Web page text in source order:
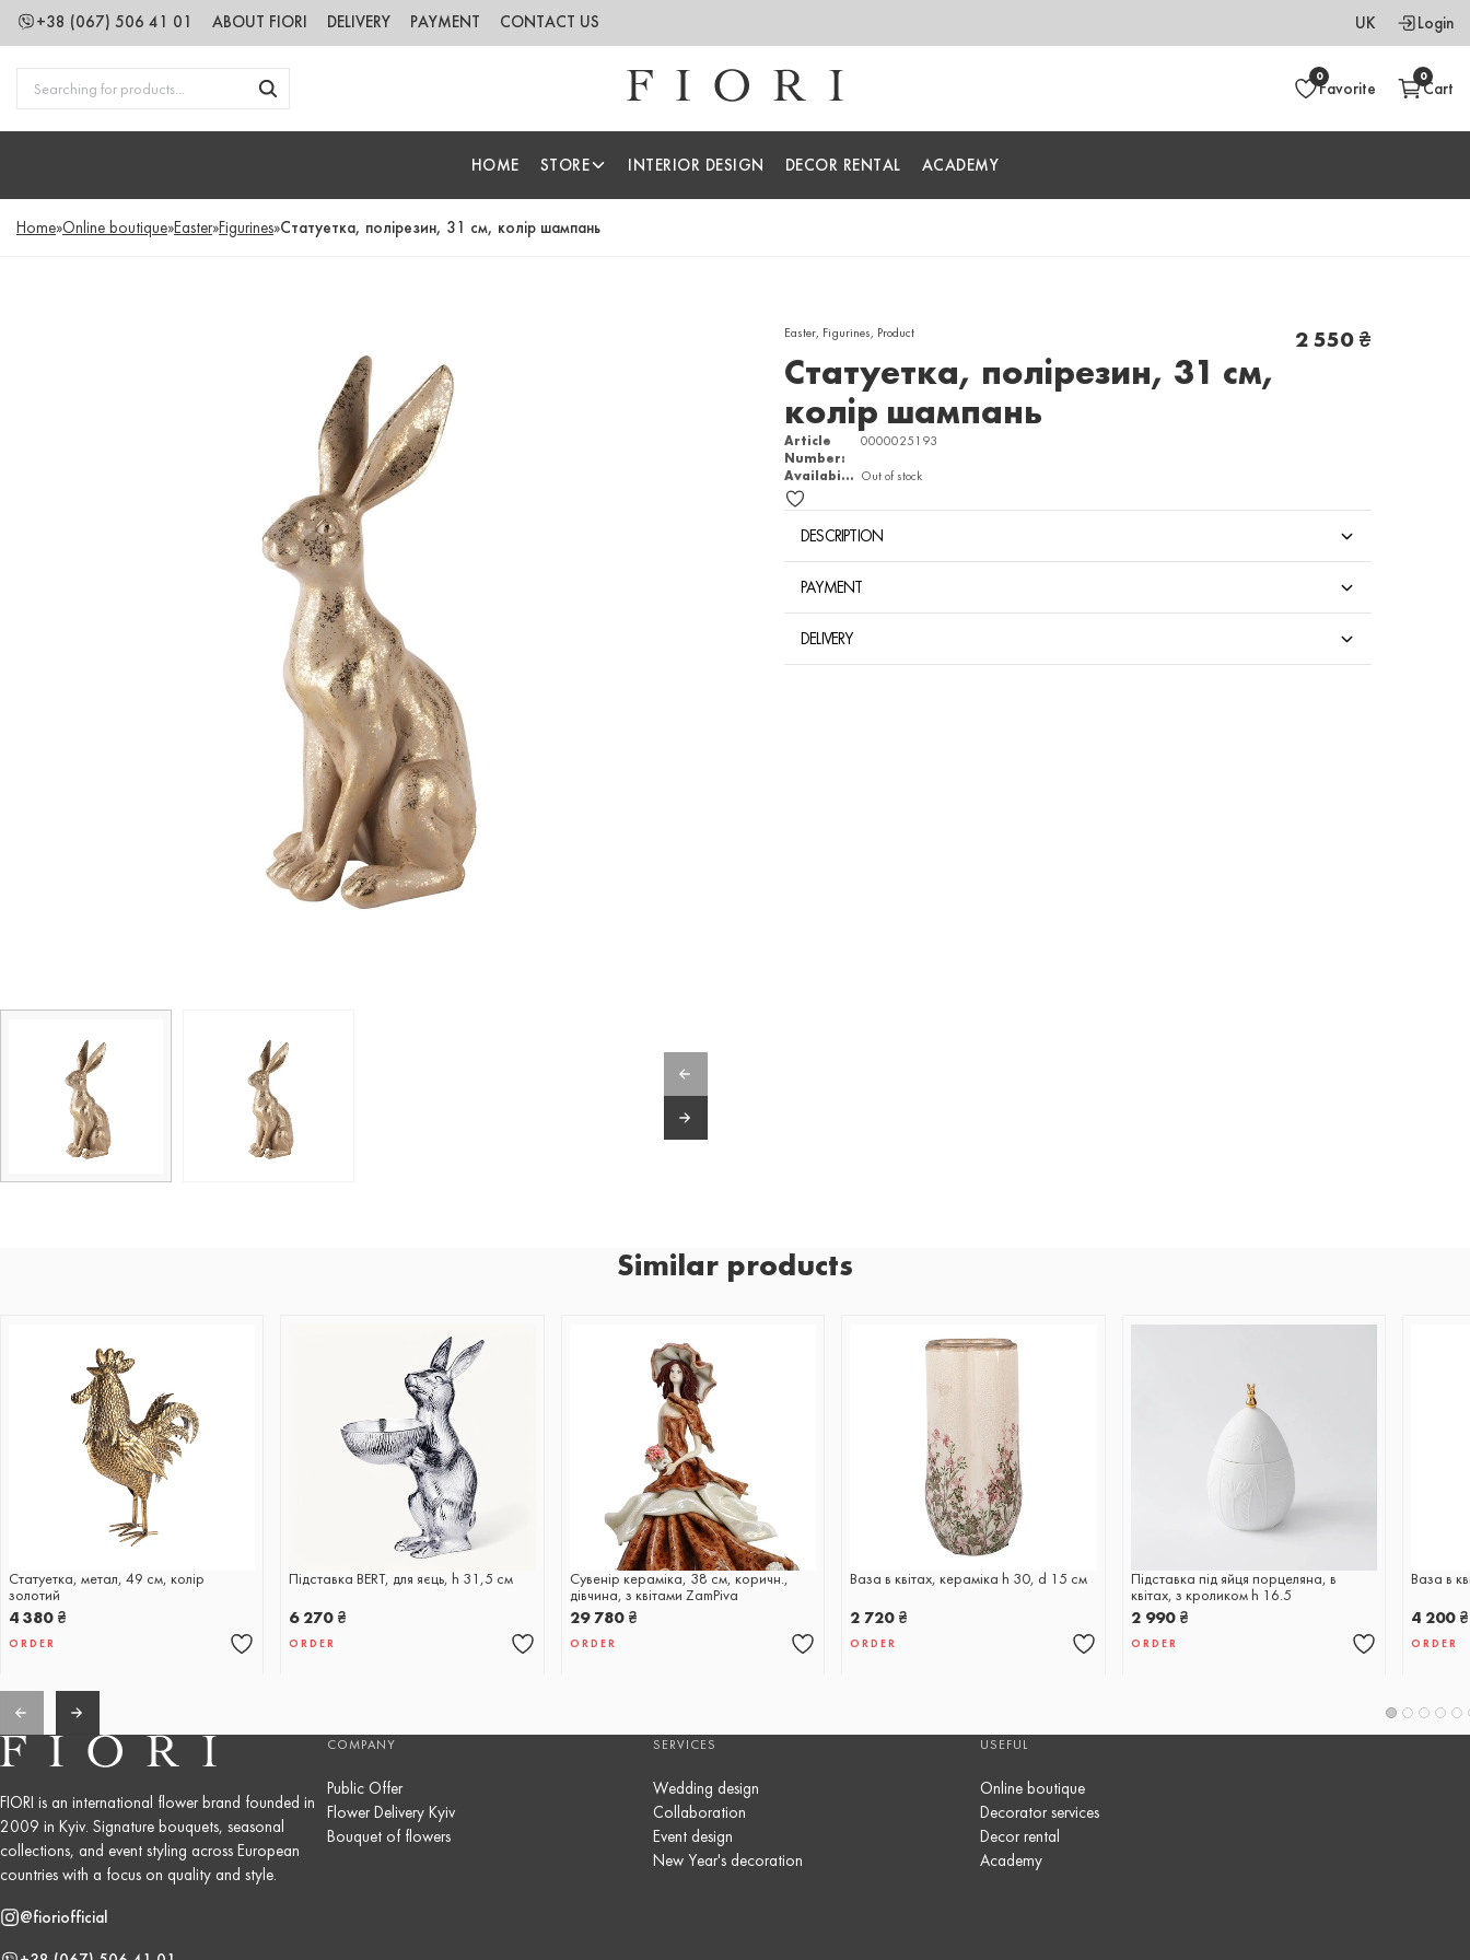
+38 (067) 506 41 01 ABOUT FIORI DELIVERY PAYMENT CONTACT US UK Login
0
Favorite
0
Cart
HOME STORE INTERIOR DESIGN DECOR RENTAL ACADEMY
Home»Online boutique»Easter»Figurines»Статуетка, полірезин, 31 см, колір шампань
Easter, Figurines, Product
Статуетка, полірезин, 31 см,
колір шампань
2 550₴
Article
Number:
0000025193
Availability Out of stock
DESCRIPTION
PAYMENT
DELIVERY
Similar products
Статуетка, метал, 49 см, колір
золотий
4 380 ₴
ORDER
Підставка BERT, для яєць, h 31,5 см
6 270 ₴
ORDER
Сувенір кераміка, 38 см, коричн.,
дівчина, з квітами ZamPiva
29 780 ₴
ORDER
Ваза в квітах, кераміка h 30, d 15 см
2 720 ₴
ORDER
Підставка під яйця порцеляна, в
квітах, з кроликом h 16.5
2 990 ₴
ORDER
Ваза в
4 200 ₴
ORDER
FIORI is an international flower brand founded in
2009 in Kyiv. Signature bouquets, seasonal
collections, and event styling across European
countries with a focus on quality and style.
@fioriofficial
COMPANY
Public Offer
Flower Delivery Kyiv
Bouquet of flowers
SERVICES
Wedding design
Collaboration
Event design
New Year's decoration
USEFUL
Online boutique
Decorator services
Decor rental
Academy